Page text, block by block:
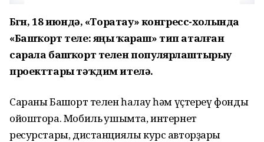
Бөгөн, 18 июндә, «Торатау» конгресс-холында
«Башҡорт теле: яңы ҡараш» тип аталған
сарала башҡорт телен популярлаштырыу
проекттары тәҡдим ителә.
Сараны Башҡорт телен һаҡлау һәм үҫтереү фонды
ойоштора. Мобиль ҡушымта, интернет
ресурстары, дистанциялы курс авторҙары